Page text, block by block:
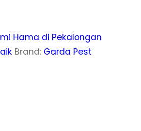
Hama di Pekalongan
Brand: Garda Pest